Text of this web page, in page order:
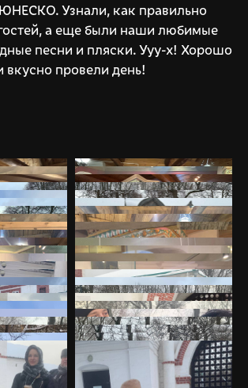
Узнали, как правильно
а еще были наши любимые
песни и пляски. Ууу-х! Хорошо
вкусно провели день!